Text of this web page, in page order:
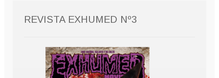
REVISTA EXHUMED Nº3